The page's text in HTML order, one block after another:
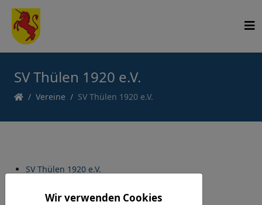
SV Thülen 1920 e.V.
Vereine SV Thülen 1920 e.V.
SV Thülen 1920 e.V.
Wir verwenden Cookies